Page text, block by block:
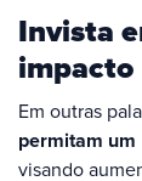
Invista
impacto
Em outras
permitam um
visando